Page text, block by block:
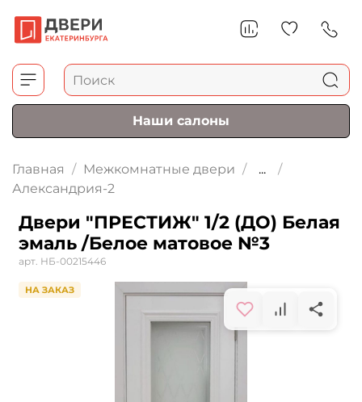
Наши салоны
Главная Межкомнатные двери
...
Александрия-2
Двери "ПРЕСТИЖ" 1/2 (ДО) Белая
эмаль /Белое матовое №3
арт. НБ-00215446
НА ЗАКАЗ